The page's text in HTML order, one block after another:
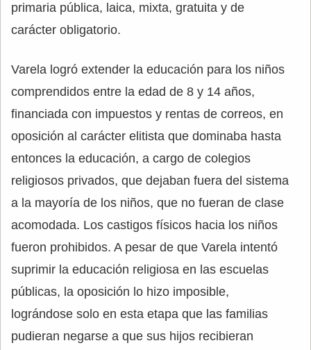
primaria pública, laica, mixta, gratuita y de
carácter obligatorio.
Varela logró extender la educación para los niños
comprendidos entre la edad de 8 y 14 años,
financiada con impuestos y rentas de correos, en
oposición al carácter elitista que dominaba hasta
entonces la educación, a cargo de colegios
religiosos privados, que dejaban fuera del sistema
a la mayoría de los niños, que no fueran de clase
acomodada. Los castigos físicos hacia los niños
fueron prohibidos. A pesar de que Varela intentó
suprimir la educación religiosa en las escuelas
públicas, la oposición lo hizo imposible,
lográndose solo en esta etapa que las familias
pudieran negarse a que sus hijos recibieran